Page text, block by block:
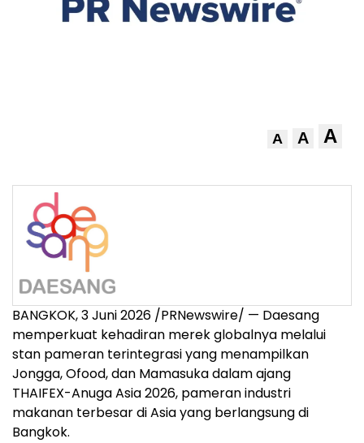
A A A
BANGKOK, 3 Juni 2026 /PRNewswire/ — Daesang
memperkuat kehadiran merek globalnya melalui
stan pameran terintegrasi yang menampilkan
Jongga, Ofood, dan Mamasuka dalam ajang
THAIFEX-Anuga Asia 2026, pameran industri
makanan terbesar di Asia yang berlangsung di
Bangkok.